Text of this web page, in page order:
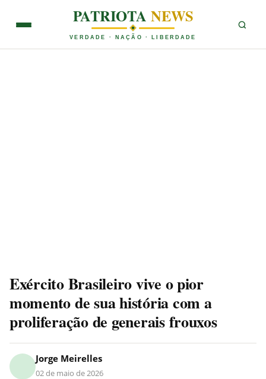
PATRIOTANEWS
VERDADE · NAÇÃO · LIBERDADE
Exército Brasileiro vive o pior
momento de sua história com a
proliferação de generais frouxos
Jorge Meirelles
02 de maio de 2026